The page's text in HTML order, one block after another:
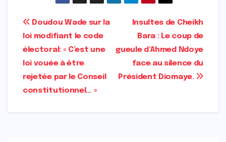
Navigation
de
l’article
Insultes de Cheikh
Bara : Le coup de
gueule d’Ahmed Ndoye
face au silence du
Président Diomaye.
Doudou Wade sur la
loi modifiant le code
électoral: « C’est une
loi vouée à être
rejetée par le Conseil
constitutionnel… »